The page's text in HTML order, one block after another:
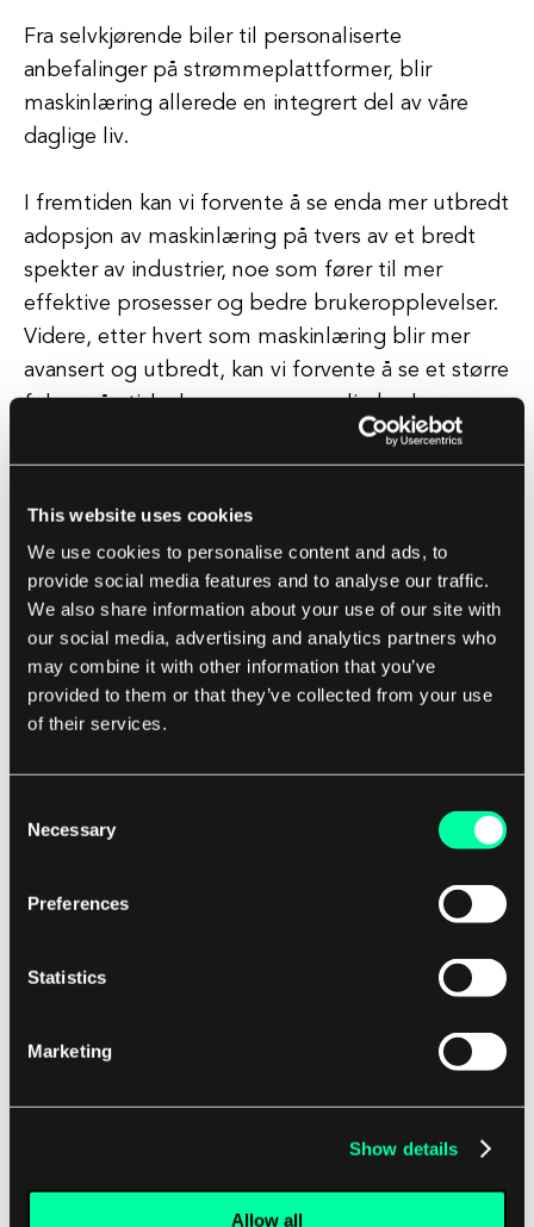
This website uses cookies
We use cookies to personalise content and ads, to
provide social media features and to analyse our traffic.
We also share information about your use of our site with
our social media, advertising and analytics partners who
may combine it with other information that you’ve
provided to them or that they’ve collected from your use
of their services.
Selection
Necessary
Preferences
Statistics
Marketing
Show details
Allow all
Fra selvkjørende biler til personaliserte
anbefalinger på strømmeplattformer, blir
maskinlæring allerede en integrert del av våre
daglige liv.
I fremtiden kan vi forvente å se enda mer utbredt
adopsjon av maskinlæring på tvers av et bredt
spekter av industrier, noe som fører til mer
effektive prosesser og bedre brukeropplevelser.
Videre, etter hvert som maskinlæring blir mer
avansert og utbredt, kan vi forvente å se et større
fokus på etiske hensyn og ansvarlig bruk av
Etter hvert som maskinlæringsalgoritmer blir
potensielle risikoene og skjevhetene som kan
oppstå ved deres bruk.
I fremtiden vil det være avgjørende for utviklere
og organisasjoner å prioritere transparens,
rettferdighet og ansvarlighet når de
implementerer systemer for maskinlæring. Totalt
muligheter.
Etter hvert som denne teknologien fortsetter å
applikasjoner og innovasjoner som fundamentalt
vil endre måten vi interagerer med teknologi og
Ved å holde seg informert og engasjert med de
nyeste utviklingene innen maskinlæring, kan